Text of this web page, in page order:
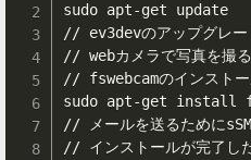
sudo apt-get update
// ev3devのアップグレ
// webカメラで写真を撮
// fswebcamのインスト
sudo apt-get install
// メールを送るために
// インストールが完了